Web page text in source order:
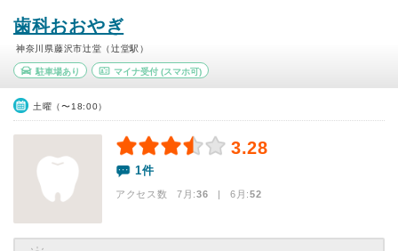
歯科おおやぎ
神奈川県藤沢市辻堂（辻堂駅）
駐車場あり マイナ受付(スマホ可)
土曜（〜18:00）
3.28
1件
アクセス数 7月:36 | 6月:52